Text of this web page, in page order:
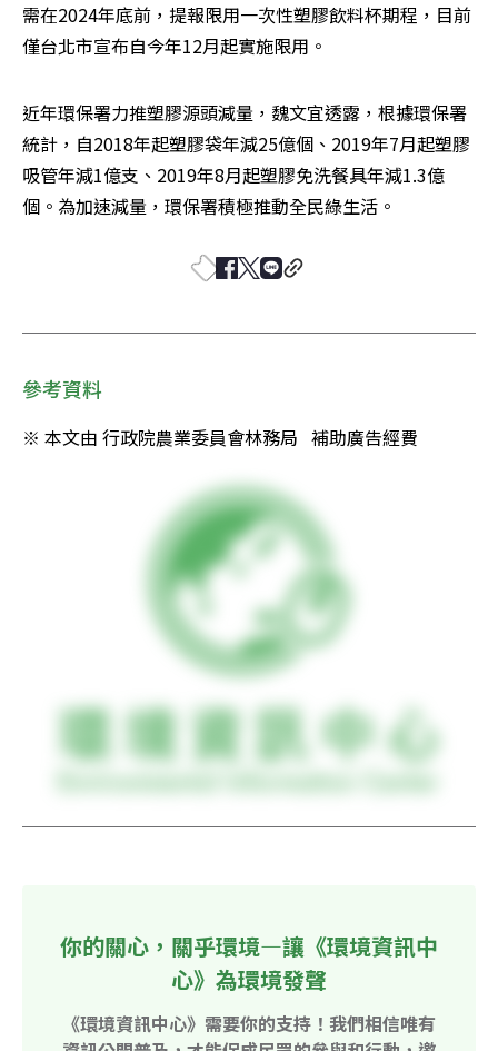
需在2024年底前，提報限用一次性塑膠飲料杯期程，目前
僅台北市宣布自今年12月起實施限用。
近年環保署力推塑膠源頭減量，魏文宜透露，根據環保署
統計，自2018年起塑膠袋年減25億個、2019年7月起塑膠
吸管年減1億支、2019年8月起塑膠免洗餐具年減1.3億
個。為加速減量，環保署積極推動全民綠生活。
參考資料
※ 本文由 行政院農業委員會林務局   補助廣告經費
你的關心，關乎環境—讓《環境資訊中
心》為環境發聲
《環境資訊中心》需要你的支持！我們相信唯有